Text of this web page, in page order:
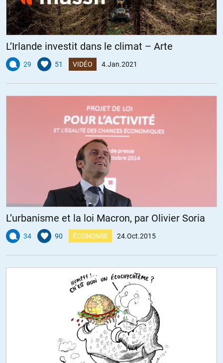
L’Irlande investit dans le climat – Arte
29 51 VIDÉO 4.Jan.2021
L’urbanisme et la loi Macron, par Olivier Soria
34 90 ÉCONOMIE 24.Oct.2015